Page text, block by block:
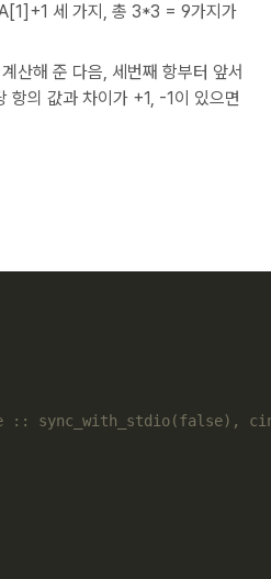
세 가지, 총 3*3 = 9가지가
산해 준 다음, 세번째 항부터 앞서
항의 값과 차이가 +1, -1이 있으면
:: sync_with_stdio(false),